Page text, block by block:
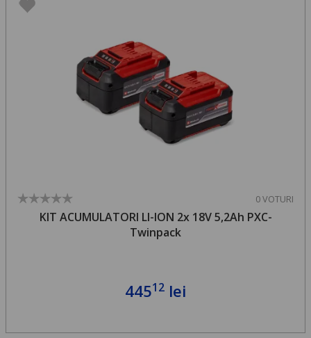
0 VOTURI
KIT ACUMULATORI LI-ION 2x 18V 5,2Ah PXC-
Twinpack
44512 lei